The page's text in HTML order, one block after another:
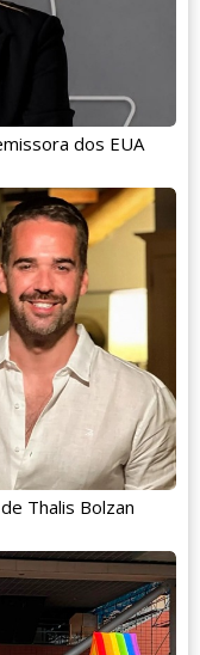
dos EUA
Thalis Bolzan